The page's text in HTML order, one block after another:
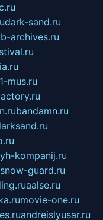
dark-sand.ru
archives.ru
1-mus.ru
bandamn.ru
kompanij.ru
snow-guard.ru
aalse.ru
movie-one.ru
andreislyusar.ru